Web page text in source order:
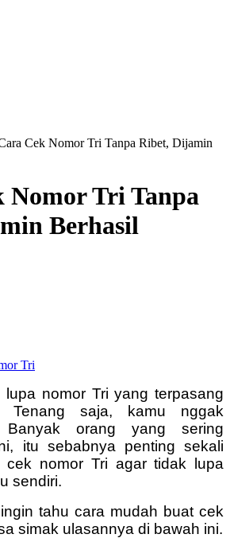
Cek Nomor Tri Tanpa Ribet, Dijamin
Nomor Tri Tanpa
Berhasil
lupa nomor Tri yang terpasang
saja, kamu nggak
Banyak orang yang sering
itu sebabnya penting sekali
cek nomor Tri agar tidak lupa
sendiri.
tahu cara mudah buat cek
simak ulasannya di bawah ini.